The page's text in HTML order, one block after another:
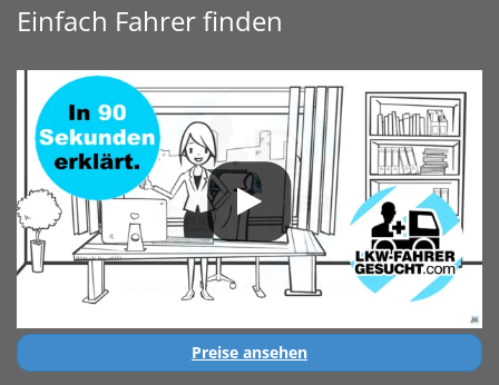
Einfach Fahrer finden
Preise ansehen